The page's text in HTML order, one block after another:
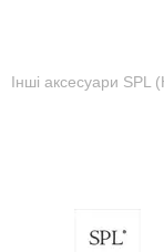
Інші аксесуари SPL